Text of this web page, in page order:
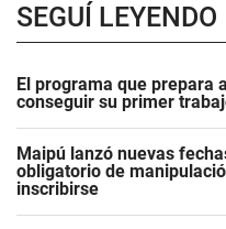
SEGUÍ LEYENDO
El programa que prepara
conseguir su primer
Maipú lanzó nuevas
obligatorio de
inscribirse